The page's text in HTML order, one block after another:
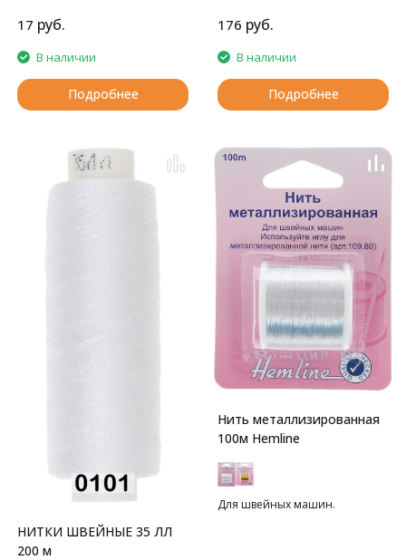
протяжении всего срока
эксплуатации изделия.
- Рекомендуемый номер игл
90-100
17 руб.
В наличии
Подробнее
176 руб.
В наличии
Подробнее
НИТКИ ШВЕЙНЫЕ 35 ЛЛ
200 м
Нить металлизированная
100м Hemline
Для швейных машин.